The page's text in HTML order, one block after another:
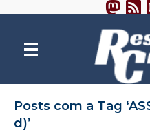
Posts com a Tag
d)’